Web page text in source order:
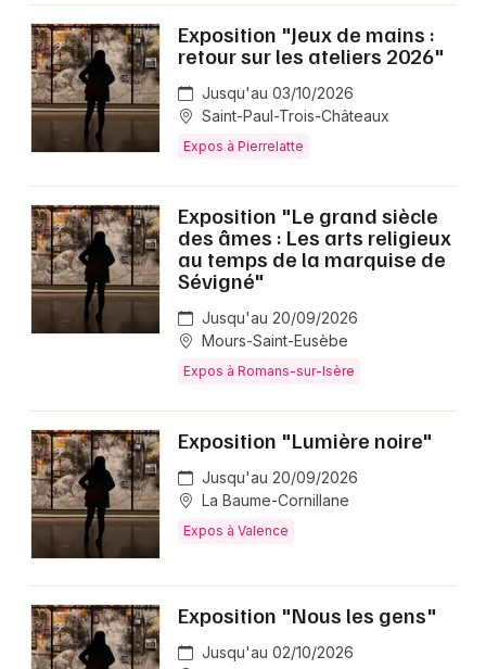
Exposition "Jeux de mains :
retour sur les ateliers 2026"
Jusqu'au 03/10/2026
Saint-Paul-Trois-Châteaux
Expos à Pierrelatte
Exposition "Le grand siècle
des âmes : Les arts religieux
au temps de la marquise de
Sévigné"
Jusqu'au 20/09/2026
Mours-Saint-Eusèbe
Expos à Romans-sur-Isère
Exposition "Lumière noire"
Jusqu'au 20/09/2026
La Baume-Cornillane
Expos à Valence
Exposition "Nous les gens"
Jusqu'au 02/10/2026